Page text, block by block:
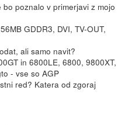
poznalo v primerjavi z mojo
GDDR3, DVI, TV-OUT,
ali samo navit?
in 6800LE, 6800, 9800XT,
- vse so AGP
red? Katera od zgoraj